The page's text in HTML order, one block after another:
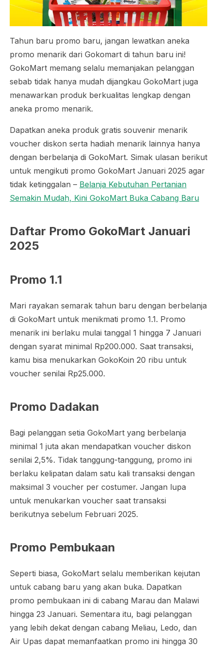
Tahun baru promo baru, jangan lewatkan aneka
promo menarik dari Gokomart di tahun baru ini!
GokoMart memang selalu memanjakan pelanggan
sebab tidak hanya mudah dijangkau GokoMart juga
menawarkan produk berkualitas lengkap dengan
aneka promo menarik.
Dapatkan aneka produk gratis souvenir menarik
voucher diskon serta hadiah menarik lainnya hanya
dengan berbelanja di GokoMart. Simak ulasan berikut
untuk mengikuti promo GokoMart Januari 2025 agar
tidak ketinggalan – Belanja Kebutuhan Pertanian
Semakin Mudah, Kini GokoMart Buka Cabang Baru
Daftar Promo GokoMart Januari
2025
Promo 1.1
Mari rayakan semarak tahun baru dengan berbelanja
di GokoMart untuk menikmati promo 1.1. Promo
menarik ini berlaku mulai tanggal 1 hingga 7 Januari
dengan syarat minimal Rp200.000. Saat transaksi,
kamu bisa menukarkan GokoKoin 20 ribu untuk
voucher senilai Rp25.000.
Promo Dadakan
Bagi pelanggan setia GokoMart yang berbelanja
minimal 1 juta akan mendapatkan voucher diskon
senilai 2,5%. Tidak tanggung-tanggung, promo ini
berlaku kelipatan dalam satu kali transaksi dengan
maksimal 3 voucher per costumer. Jangan lupa
untuk menukarkan voucher saat transaksi
berikutnya sebelum Februari 2025.
Promo Pembukaan
Seperti biasa, GokoMart selalu memberikan kejutan
untuk cabang baru yang akan buka. Dapatkan
promo pembukaan ini di cabang Marau dan Malawi
hingga 23 Januari. Sementara itu, bagi pelanggan
yang lebih dekat dengan cabang Meliau, Ledo, dan
Air Upas dapat memanfaatkan promo ini hingga 30